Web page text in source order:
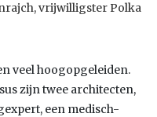
vrijwilligster Polka
veel hoogopgeleiden.
zijn twee architecten,
een medisch-